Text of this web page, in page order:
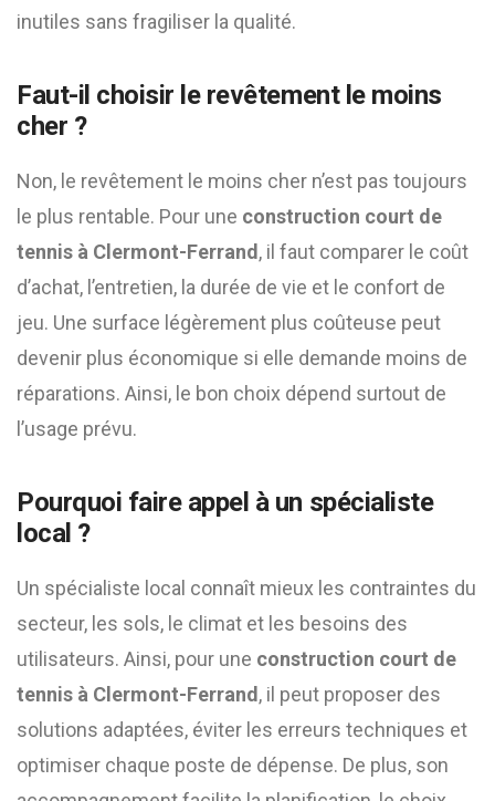
inutiles sans fragiliser la qualité.
Faut-il choisir le revêtement le moins
cher ?
Non, le revêtement le moins cher n’est pas toujours
le plus rentable. Pour une construction court de
tennis à Clermont-Ferrand , il faut comparer le coût
d’achat, l’entretien, la durée de vie et le confort de
jeu. Une surface légèrement plus coûteuse peut
devenir plus économique si elle demande moins de
réparations. Ainsi, le bon choix dépend surtout de
l’usage prévu.
Pourquoi faire appel à un spécialiste
local ?
Un spécialiste local connaît mieux les contraintes du
secteur, les sols, le climat et les besoins des
utilisateurs. Ainsi, pour une construction court de
tennis à Clermont-Ferrand , il peut proposer des
solutions adaptées, éviter les erreurs techniques et
optimiser chaque poste de dépense. De plus, son